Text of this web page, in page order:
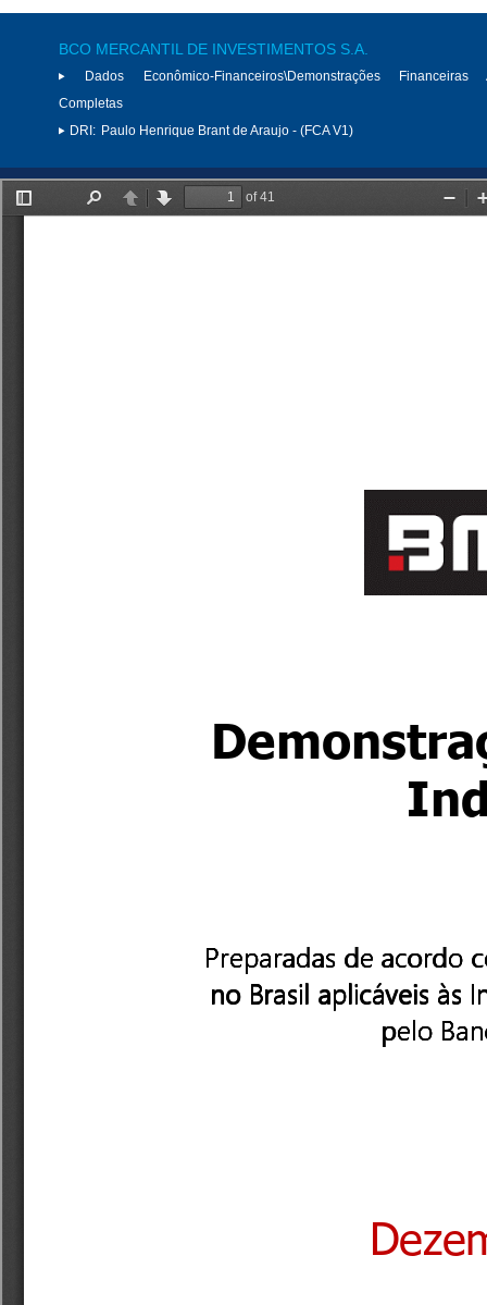
BCO MERCANTIL DE INVESTIMENTOS S.A.
Dados Econômico-Financeiros\Demonstrações Financeiras
Completas
DRI: Paulo Henrique Brant de Araujo - (FCA V1)